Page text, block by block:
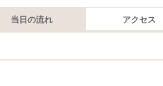
当日の流れ アクセス